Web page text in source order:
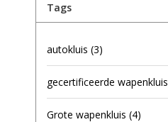
Tags
autokluis (3)
gecertificeerde wapenkluis
Grote wapenkluis (4)